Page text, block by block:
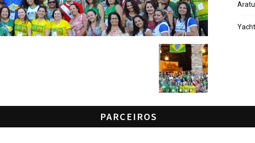
PARCEIROS